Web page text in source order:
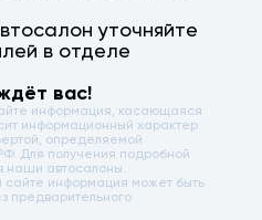
уточняйте
в отделе
вас!
информация, касающаяся
информационный характер
определяемой
Для получения подробной
наши автосалоны.
информация может быть
предварительного